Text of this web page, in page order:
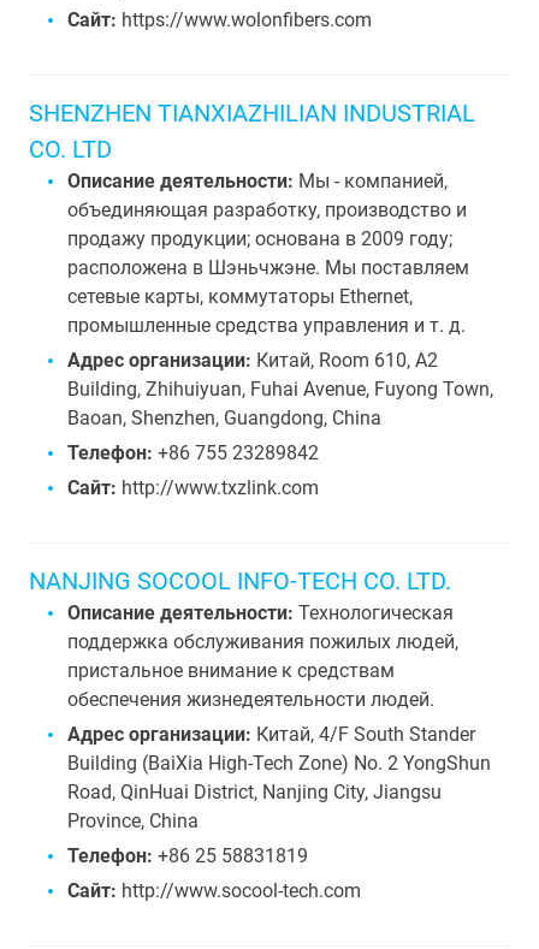
Сайт: https://www.wolonfibers.com
SHENZHEN TIANXIAZHILIAN INDUSTRIAL
CO. LTD
Описание деятельности: Мы - компанией,
объединяющая разработку, производство и
продажу продукции; основана в 2009 году;
расположена в Шэньчжэне. Мы поставляем
сетевые карты, коммутаторы Ethernet,
промышленные средства управления и т. д.
Адрес организации: Китай, Room 610, A2
Building, Zhihuiyuan, Fuhai Avenue, Fuyong Town,
Baoan, Shenzhen, Guangdong, China
Телефон: +86 755 23289842
Сайт: http://www.txzlink.com
NANJING SOCOOL INFO-TECH CO. LTD.
Описание деятельности: Технологическая
поддержка обслуживания пожилых людей,
пристальное внимание к средствам
обеспечения жизнедеятельности людей.
Адрес организации: Китай, 4/F South Stander
Building (BaiXia High-Tech Zone) No. 2 YongShun
Road, QinHuai District, Nanjing City, Jiangsu
Province, China
Телефон: +86 25 58831819
Сайт: http://www.socool-tech.com